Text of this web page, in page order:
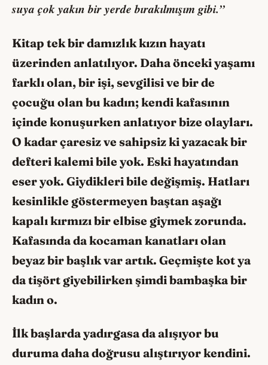
suya çok yakın bir yerde bırakılmışım gibi.”
Kitap tek bir damızlık kızın hayatı
üzerinden anlatılıyor. Daha önceki yaşamı
farklı olan, bir işi, sevgilisi ve bir de
çocuğu olan bu kadın; kendi kafasının
içinde konuşurken anlatıyor bize olayları.
O kadar çaresiz ve sahipsiz ki yazacak bir
defteri kalemi bile yok. Eski hayatından
eser yok. Giydikleri bile değişmiş. Hatları
kesinlikle göstermeyen baştan aşağı
kapalı kırmızı bir elbise giymek zorunda.
Kafasında da kocaman kanatları olan
beyaz bir başlık var artık. Geçmişte kot ya
da tişört giyebilirken şimdi bambaşka bir
kadın o.
İlk başlarda yadırgasa da alışıyor bu
duruma daha doğrusu alıştırıyor kendini.